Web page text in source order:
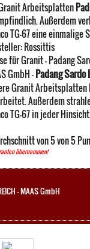
Arbeitsplatten
Außerdem
TG-67 eine einmalige
Rossittis
für Granit -Padang
GmbH-Padang Sardo
Granit Arbeitsplatten
Außerdem
TG-67 in jeder
von5von5
übernommen!